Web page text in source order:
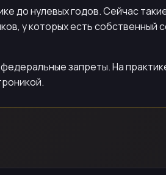
до нулевых годов. Сейчас
у которых есть собственный
запреты. На